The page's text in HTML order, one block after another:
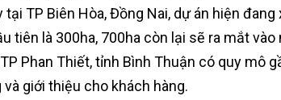
TP Biên Hòa, Đồng Nai, dự án hiện
tiên là 300ha, 700ha còn lại sẽ ra mắt vào
Phan Thiết, tỉnh Bình Thuận có quy mô
giới thiệu cho khách hàng.